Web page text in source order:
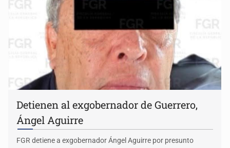
Detienen al exgobernador de Guerrero,
Ángel Aguirre
FGR detiene a exgobernador Ángel Aguirre por presunto